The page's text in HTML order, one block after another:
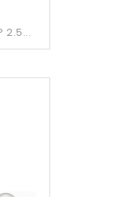
2.5...